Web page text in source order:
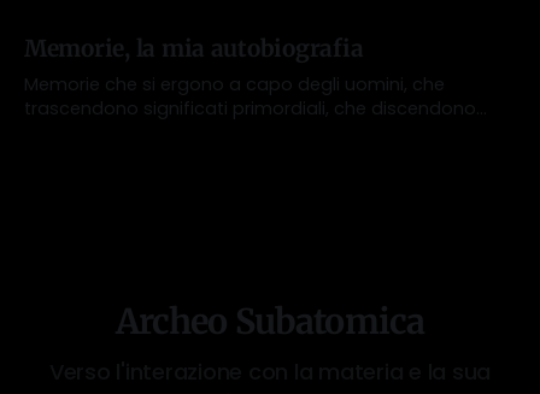
colloquio tenutosi a giugno del 2000 : " Il mio unico
interesse è che la teoria venga cono- sciuta dal
maggior numero di persone possibile, fra
Memorie, la mia autobiografia
Memorie che si ergono a capo degli uomini, che
trascendono significati primordiali, che discendono
Archeo Subatomica